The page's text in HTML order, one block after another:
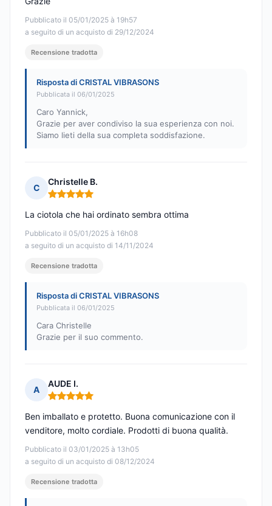
Pubblicato il 05/01/2025 à 19h57
a seguito di un acquisto di 29/12/2024
Recensione tradotta
Risposta di CRISTAL VIBRASONS
Pubblicata il 06/01/2025
Caro Yannick,
Grazie per aver condiviso la sua esperienza con noi.
Siamo lieti della sua completa soddisfazione.
C
Christelle B.
Nota: 5 su 5
Pubblicato il 05/01/2025 à 16h08
a seguito di un acquisto di 14/11/2024
La ciotola che hai ordinato sembra ottima
Recensione tradotta
Risposta di CRISTAL VIBRASONS
Pubblicata il 06/01/2025
Cara Christelle
Grazie per il suo commento.
A
AUDE I.
Nota: 5 su 5
Pubblicato il 03/01/2025 à 13h05
a seguito di un acquisto di 08/12/2024
Ben imballato e protetto. Buona comunicazione con il
venditore, molto cordiale. Prodotti di buona qualità.
Recensione tradotta